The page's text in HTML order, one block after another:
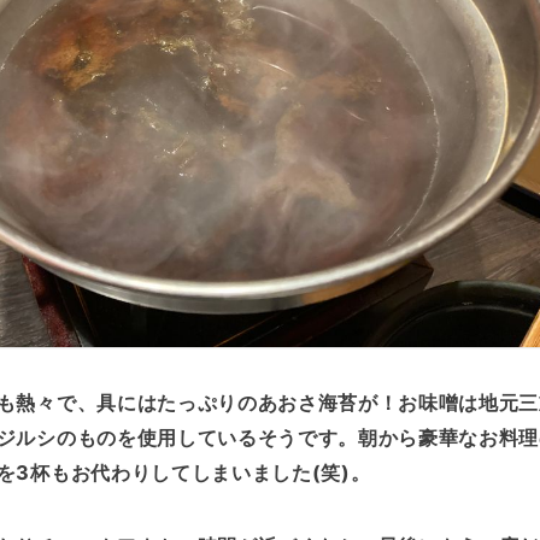
熱々で、具にはたっぷりのあおさ海苔が！お味噌は地元
ルシのものを使用しているそうです。朝から豪華なお料
3杯もお代わりしてしまいました(笑)。